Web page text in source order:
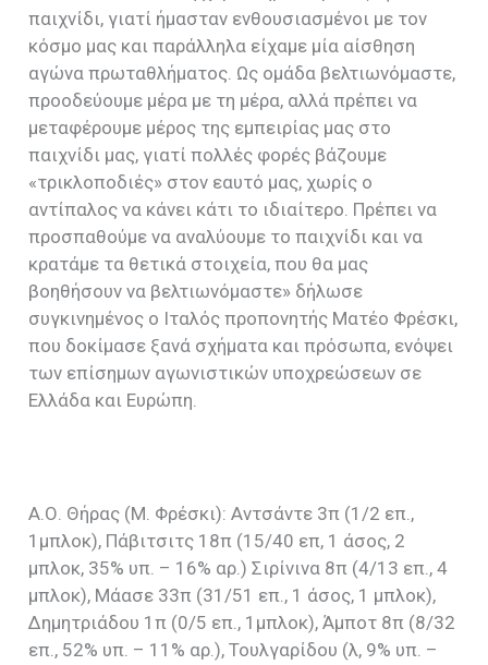
παιχνίδι, γιατί ήμασταν ενθουσιασμένοι με τον
κόσμο μας και παράλληλα είχαμε μία αίσθηση
αγώνα πρωταθλήματος. Ως ομάδα βελτιωνόμαστε,
προοδεύουμε μέρα με τη μέρα, αλλά πρέπει να
μεταφέρουμε μέρος της εμπειρίας μας στο
παιχνίδι μας, γιατί πολλές φορές βάζουμε
«τρικλοποδιές» στον εαυτό μας, χωρίς ο
αντίπαλος να κάνει κάτι το ιδιαίτερο. Πρέπει να
προσπαθούμε να αναλύουμε το παιχνίδι και να
κρατάμε τα θετικά στοιχεία, που θα μας
βοηθήσουν να βελτιωνόμαστε» δήλωσε
συγκινημένος ο Ιταλός προπονητής Ματέο Φρέσκι,
που δοκίμασε ξανά σχήματα και πρόσωπα, ενόψει
των επίσημων αγωνιστικών υποχρεώσεων σε
Ελλάδα και Ευρώπη.
Α.Ο. Θήρας (Μ. Φρέσκι): Αντσάντε 3π (1/2 επ.,
1μπλοκ), Πάβιτσιτς 18π (15/40 επ, 1 άσος, 2
μπλοκ, 35% υπ. – 16% αρ.) Σιρίνινα 8π (4/13 επ., 4
μπλοκ), Μάασε 33π (31/51 επ., 1 άσος, 1 μπλοκ),
Δημητριάδου 1π (0/5 επ., 1μπλοκ), Άμποτ 8π (8/32
επ., 52% υπ. – 11% αρ.), Τουλγαρίδου (λ, 9% υπ. –